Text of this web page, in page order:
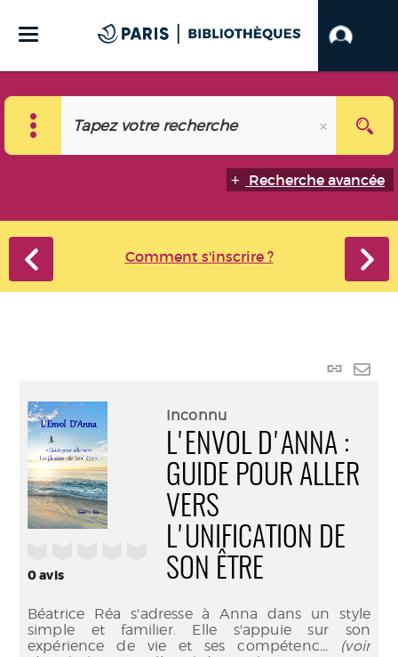
Recherche avancée
Comment s'inscrire ?
Lien
0avis
Inconnu
L'ENVOL D'ANNA :
GUIDE POUR ALLER
VERS
L'UNIFICATION DE
SON ÊTRE
Béatrice Réa s'adresse à Anna dans un style
simple et familier. Elle s'appuie sur son
expérience de vie et ses compétenc... (voir